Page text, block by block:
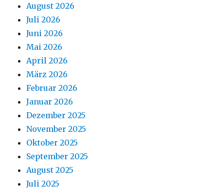
August 2026
Juli 2026
Juni 2026
Mai 2026
April 2026
März 2026
Februar 2026
Januar 2026
Dezember 2025
November 2025
Oktober 2025
September 2025
August 2025
Juli 2025